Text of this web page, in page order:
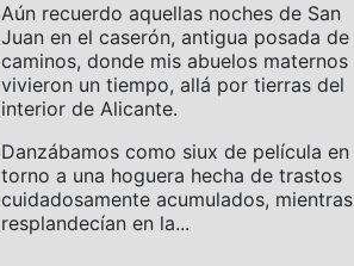
Aún recuerdo aquellas noches de San
Juan en el caserón, antigua posada de
caminos, donde mis abuelos maternos
vivieron un tiempo, allá por tierras del
interior de Alicante.
Danzábamos como siux de película en
torno a una hoguera hecha de trastos
cuidadosamente acumulados, mientras
resplandecían en la...